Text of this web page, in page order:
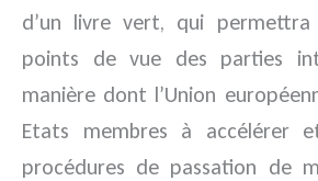
d’un livre vert, qui
points de vue des parties
manière dont l’Union
Etats membres à accélérer
procédures de passation de